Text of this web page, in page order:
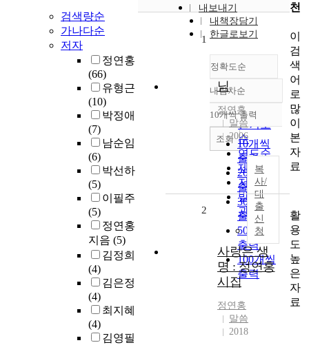
검색량순
가나다순
저자
정연홍
(66)
유형근
(10)
박정애
(7)
남순임
(6)
박선하
(5)
이필주
(5)
정연홍
지음 (5)
김정희
(4)
김은정
(4)
최지혜
(4)
김영필
내보내기
내책장담기
한글로보기
정확도순
정확도
순
인기도
순
연도순
제목순
저자순
발행기
관순
내림차순
내림차순
10개씩 출력
10개씩
출력
20개씩
출력
30개씩
출력
50개씩
출력
100개씩
출력
조회
1
님
정연홍
말씀
2006
복
사/
대
출
신
청
2
사랑은 생
명 : 정연홍
시집
정연홍
말씀
2018
천
이
검
색
어
로
많
이
본
자
료
활
용
도
높
은
자
료